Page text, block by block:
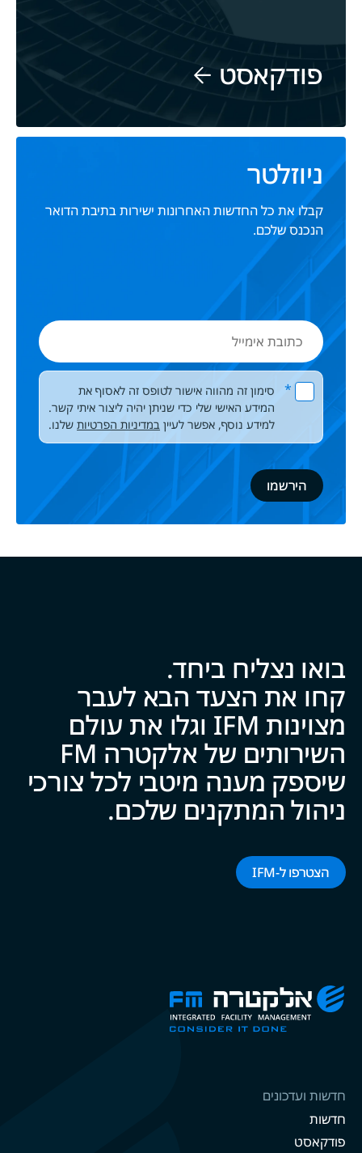
פודקאסט
ניוזלטר
קבלו את כל החדשות האחרונות ישירות בתיבת הדואר
הנכנס שלכם.
כתובת
אימייל
Please leave this field empty.
*
סימון זה מהווה אישור לטופס זה לאסוף את
המידע האישי שלי כדי שניתן יהיה ליצור איתי קשר.
למידע נוסף, אפשר לעיין במדיניות הפרטיות שלנו.
בואו נצליח ביח‍‍ד.
קחו את הצעד הבא לעבר
מצוינות IFM וגלו את עולם
השירותים של אלקטרה FM
שיספק מענה מיטבי לכל צ‍‍ו‍‍רכי
ניהול המתקנים של‍‍כם.
הצטרפו ל-‌‌IFM‌‌
חדשות ועדכונים
חדשות
פודקאסט